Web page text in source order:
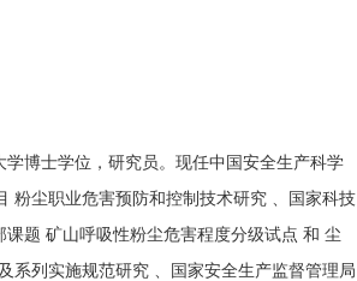
博士学位，研究员。现任中国安全生产科学
粉尘职业危害预防和控制技术研究 、国家科技
题 矿山呼吸性粉尘危害程度分级试点 和 尘
系列实施规范研究 、国家安全生产监督管理局